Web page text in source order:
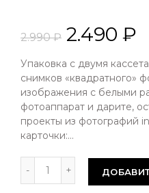
2.990 ₽ 2.490 ₽
Упаковка с двумя
снимков «квадратного»
изображения с белыми
фотоаппарат и дарите,
проекты из фотографий
карточки:...